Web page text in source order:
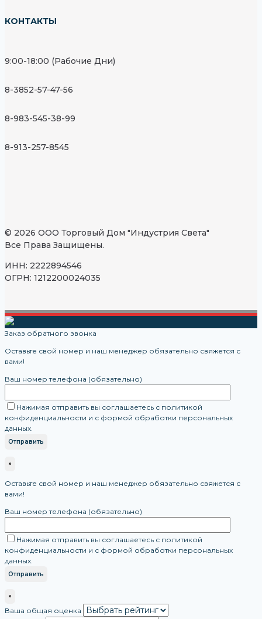
КОНТАКТЫ
9:00-18:00 (Рабочие Дни)
8-3852-57-47-56
8-983-545-38-99
8-913-257-8545
© 2026 ООО Торговый Дом "Индустрия Света"
Все Права Защищены.
ИНН: 2222894546
ОГРН: 1212200024035
Заказ обратного звонка
Оставьте свой номер и наш менеджер обязательно свяжется с
вами!
Ваш номер телефона (обязательно)
Нажимая отправить вы соглашаетесь с политикой
конфиденциальности и с формой обработки персональных
данных.
×
Оставьте свой номер и наш менеджер обязательно свяжется с
вами!
Ваш номер телефона (обязательно)
Нажимая отправить вы соглашаетесь с политикой
конфиденциальности и с формой обработки персональных
данных.
×
Ваша общая оценка